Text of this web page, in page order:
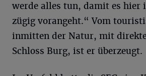
werde alles tun, damit es hier
zügig vorangeht.“ Vom
inmitten der Natur, mit
Schloss Burg, ist er überzeugt.